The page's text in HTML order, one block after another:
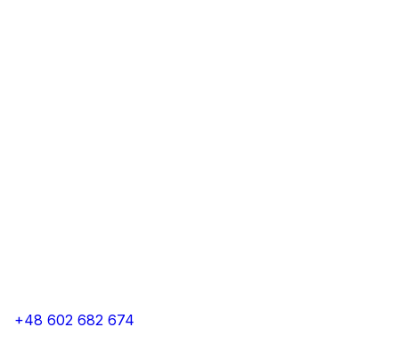
+48 602 682 674